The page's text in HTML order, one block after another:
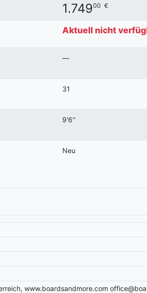
1.74900 €
Aktuell nicht
—
31
9'6''
Neu
www.boardsandmore.com